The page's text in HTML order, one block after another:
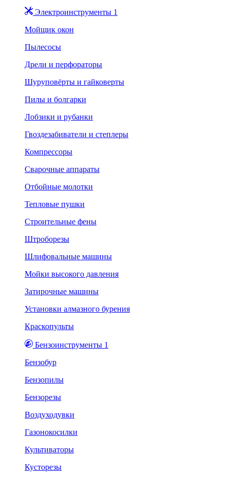
Электроинструменты 1
Мойщик окон
Пылесосы
Дрели и перфораторы
Шуруповёрты и гайковерты
Пилы и болгарки
Лобзики и рубанки
Гвоздезабиватели и степлеры
Компрессоры
Сварочные аппараты
Отбойные молотки
Тепловые пушки
Строительные фены
Штроборезы
Шлифовальные машины
Мойки высокого давления
Затирочные машины
Установки алмазного бурения
Краскопульты
Бензоинструменты 1
Бензобур
Бензопилы
Бензорезы
Воздуходувки
Газонокосилки
Культиваторы
Кусторезы